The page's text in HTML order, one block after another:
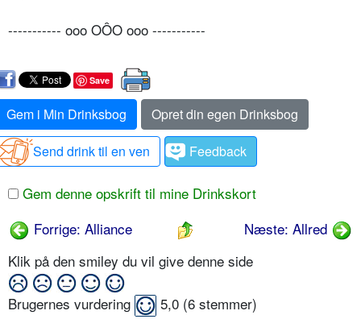
----------- ooo OÔO ooo -----------
Save
Gem i Min Drinksbog
Opret din egen Drinksbog
Send drink til en ven
Feedback
Gem denne opskrift til mine Drinkskort
Forrige: Alliance
Næste: Allred
Klik på den smiley du vil give denne side
Brugernes vurdering 5,0 (6 stemmer)